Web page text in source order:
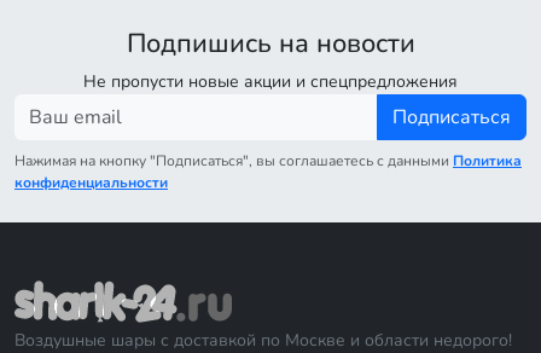
Подпишись на новости
Не пропусти новые акции и спецпредложения
Подписаться
Нажимая на кнопку "Подписаться", вы соглашаетесь с данными Политика
конфиденциальности
Воздушные шары с доставкой по Москве и области недорого!